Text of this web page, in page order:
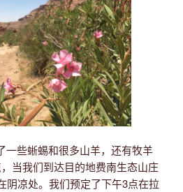
一些蜥蜴和很多山羊，还有牧羊
当我们到达目的地费南生态山庄
阴凉处。我们预定了下午3点在拉